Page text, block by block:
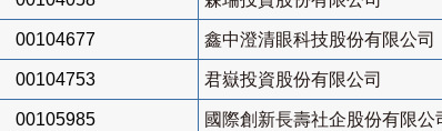
00104677 鑫中澄清眼科技股份有限公司
00104753 君嶽投資股份有限公司
00105985 國際創新長壽社企股份有限公